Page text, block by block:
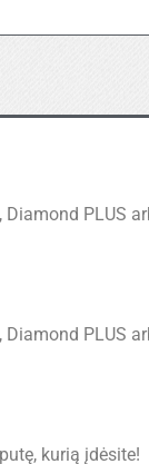
PLUS
PLUS
kurią įdėsite!